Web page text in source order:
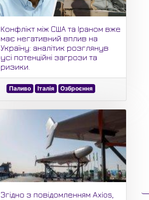
Конфлікт між США та Іраном вже
має негативний вплив на
Україну: аналітик розглянув
усі потенційні загрози та
ризики.
Паливо Італія Озброєння
Згідно з повідомленням Axios,